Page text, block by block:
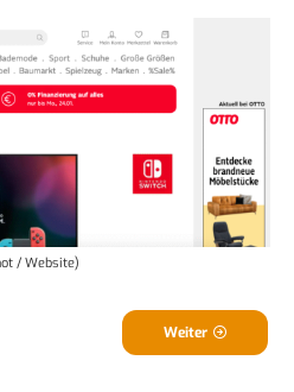
/ Website)
Weiter